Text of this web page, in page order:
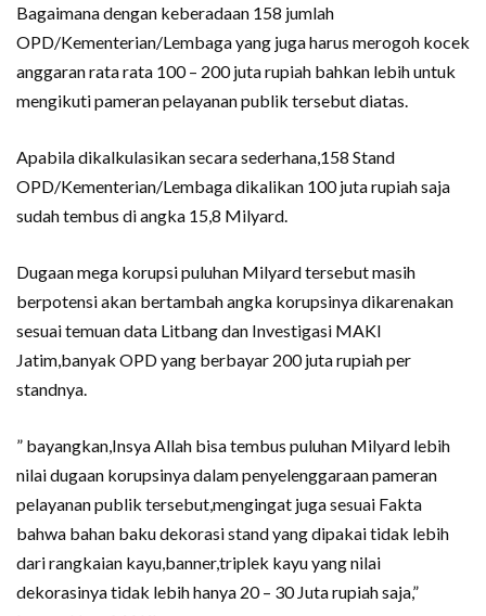
Bagaimana dengan keberadaan 158 jumlah
OPD/Kementerian/Lembaga yang juga harus merogoh kocek
anggaran rata rata 100 – 200 juta rupiah bahkan lebih untuk
mengikuti pameran pelayanan publik tersebut diatas.
Apabila dikalkulasikan secara sederhana,158 Stand
OPD/Kementerian/Lembaga dikalikan 100 juta rupiah saja
sudah tembus di angka 15,8 Milyard.
Dugaan mega korupsi puluhan Milyard tersebut masih
berpotensi akan bertambah angka korupsinya dikarenakan
sesuai temuan data Litbang dan Investigasi MAKI
Jatim,banyak OPD yang berbayar 200 juta rupiah per
standnya.
” bayangkan,Insya Allah bisa tembus puluhan Milyard lebih
nilai dugaan korupsinya dalam penyelenggaraan pameran
pelayanan publik tersebut,mengingat juga sesuai Fakta
bahwa bahan baku dekorasi stand yang dipakai tidak lebih
dari rangkaian kayu,banner,triplek kayu yang nilai
dekorasinya tidak lebih hanya 20 – 30 Juta rupiah saja,”